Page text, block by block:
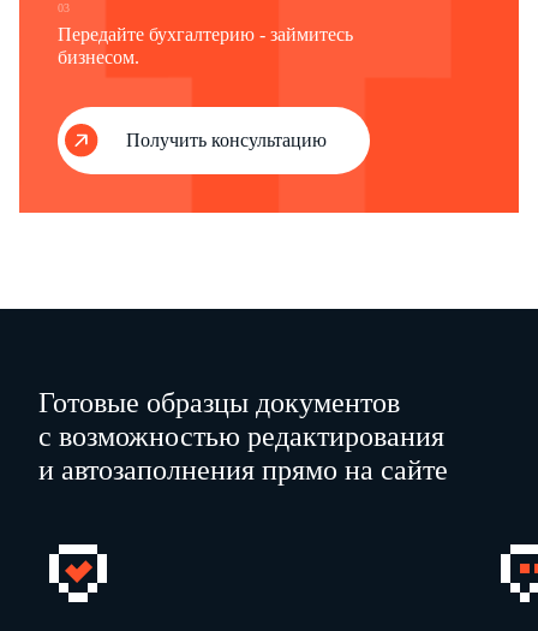
03
Передайте бухгалтерию - займитесь
бизнесом.
Получить консультацию
Готовые образцы документов
с возможностью редактирования
и автозаполнения прямо на сайте